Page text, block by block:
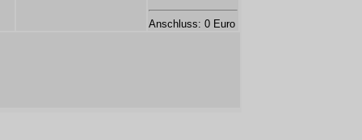
Anschluss: 0 Euro